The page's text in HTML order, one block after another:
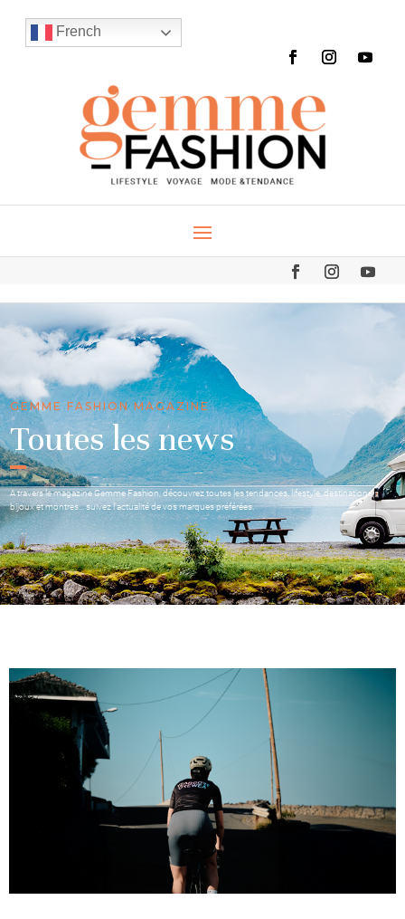
French
GEMME FASHION MAGAZINE
Toutes les news
A travers le magazine Gemme Fashion, découvrez toutes les tendances, lifestyle, destinations,
bijoux et montres… suivez l’actualité de vos marques préférées.